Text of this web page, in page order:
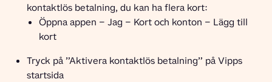
kontaktlös betalning, du kan ha flera kort:
Öppna appen − Jag − Kort och konton − Lägg till
kort
Tryck på ”Aktivera kontaktlös betalning” på Vipps
startsida